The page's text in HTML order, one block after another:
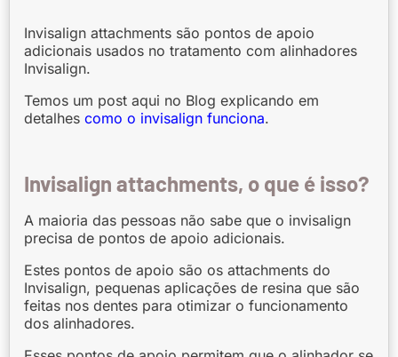
Invisalign attachments são pontos de apoio
adicionais usados no tratamento com alinhadores
Invisalign.
Temos um post aqui no Blog explicando em
detalhes como o invisalign funciona.
Invisalign attachments, o que é isso?
A maioria das pessoas não sabe que o invisalign
precisa de pontos de apoio adicionais.
Estes pontos de apoio são os attachments do
Invisalign, pequenas aplicações de resina que são
feitas nos dentes para otimizar o funcionamento
dos alinhadores.